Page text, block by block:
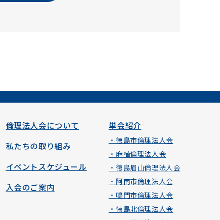
倫理法人会について
私たちの取り組み
イベントスケジュール
入会のご案内
単会紹介
・徳島市倫理法人会
・麻植倫理法人会
・徳島眉山倫理法人会
・阿南市倫理法人会
・鳴門市倫理法人会
・徳島北倫理法人会